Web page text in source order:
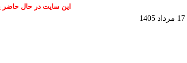
این سایت در حال حاضر